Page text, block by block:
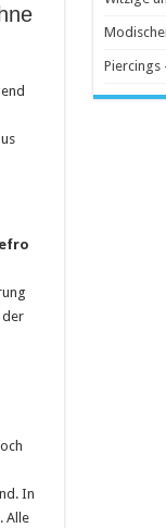
der
In
Alle
Piercings